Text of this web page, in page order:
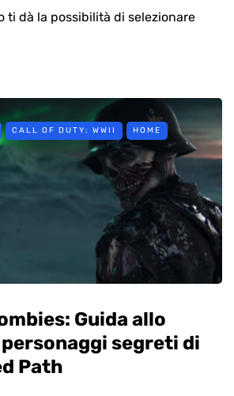
ti dà la possibilità di selezionare
CALL OF DUTY: WWII HOME
Guida allo
segreti di
Path